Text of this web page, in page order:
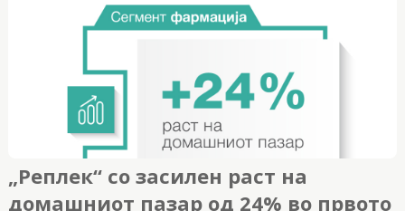
„Реплек“ со засилен раст на
домашниот пазар од 24% во првото